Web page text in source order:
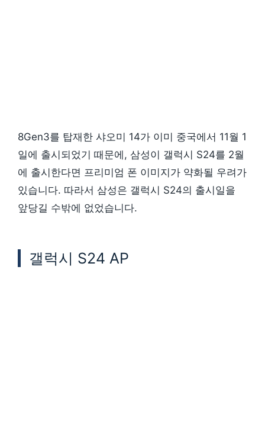
8Gen3를 탑재한 샤오미 14가 이미 중국에서 11월 1
일에 출시되었기 때문에, 삼성이 갤럭시 S24를 2월
에 출시한다면 프리미엄 폰 이미지가 약화될 우려가
있습니다. 따라서 삼성은 갤럭시 S24의 출시일을
앞당길 수밖에 없었습니다.
갤럭시 S24 AP